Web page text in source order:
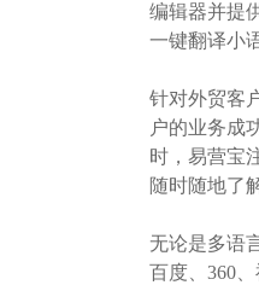
编辑器并提
一键翻译小
针对外贸客
户的业务成
时，易营宝
随时随地了
无论是多语
百度、360